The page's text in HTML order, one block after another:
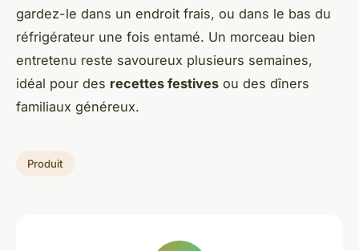
gardez-le dans un endroit frais, ou dans le bas du
réfrigérateur une fois entamé. Un morceau bien
entretenu reste savoureux plusieurs semaines,
idéal pour des recettes festives ou des dîners
familiaux généreux.
Produit